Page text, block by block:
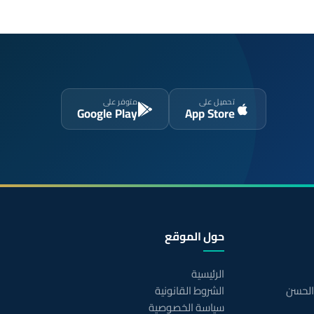
تحميل على
App Store
متوفر على
Google Play
حول الموقع
الرئيسية
الشروط القانونية
سياسة الخصوصية